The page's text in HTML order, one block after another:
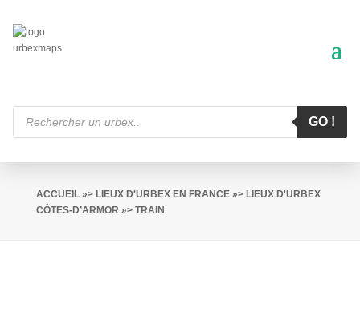
Recherche
produits
GO !
ACCUEIL»> LIEUX D'URBEX EN FRANCE»> LIEUX D'URBEX
CÔTES-D’ARMOR »> TRAIN